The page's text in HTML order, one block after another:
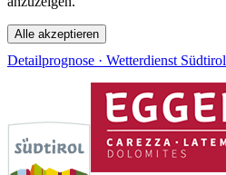
Alle akzeptieren
Detailprognose · Wetterdienst Südtirol